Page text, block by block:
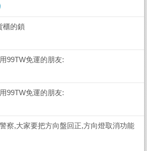
櫃的鎖
99TW免運的朋友:
99TW免運的朋友:
察,大家要把方向盤回正,方向燈取消功能